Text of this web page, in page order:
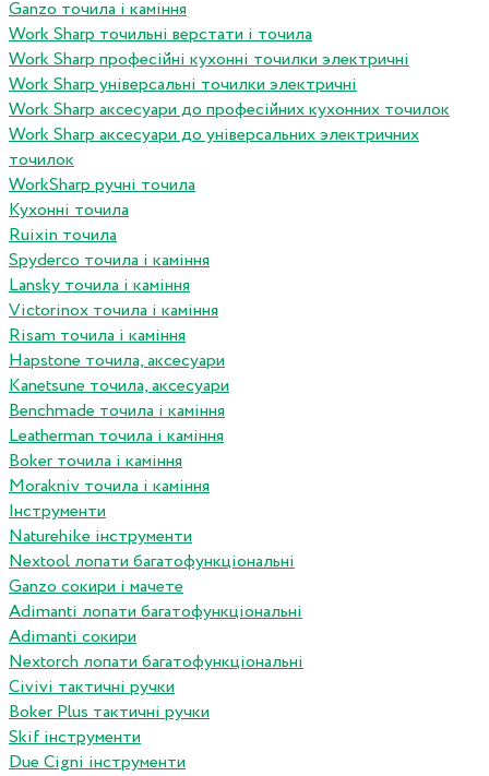
Ganzo точила і каміння
Work Sharp точильні верстати і точила
Work Sharp професiйнi кухоннi точилки электричнi
Work Sharp унiверсальнi точилки электричнi
Work Sharp аксесуари до професiйних кухонних точилок
Work Sharp аксесуари до унiверсальних электричних
точилок
WorkSharp ручні точила
Кухонні точила
Ruixin точила
Spyderco точила і каміння
Lansky точила і каміння
Victorinox точила і каміння
Risam точила і каміння
Hapstone точила, аксесуари
Kanetsune точила, аксесуари
Benchmade точила і каміння
Leatherman точила і каміння
Boker точила і каміння
Morakniv точила і каміння
Інструменти
Naturehike інструменти
Nextool лопати багатофункціональні
Ganzo сокири і мачете
Adimanti лопати багатофункціональні
Adimanti сокири
Nextorch лопати багатофункціональні
Сivivi тактичні ручки
Boker Plus тактичні ручки
Skif інструменти
Due Cigni інструменти